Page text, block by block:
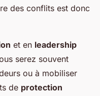
des conflits est donc
et en leadership
serez souvent
ou à mobiliser
de protection